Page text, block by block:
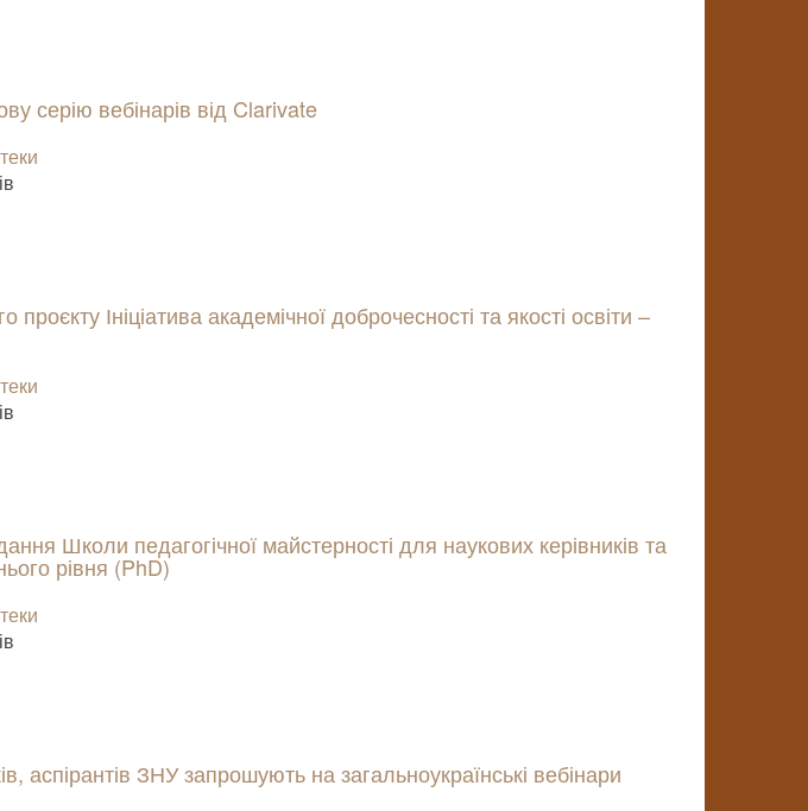
серію вебінарів від Clarivate
Ініціатива академічної доброчесності та якості освіти –
Школи педагогічної майстерності для наукових керівників та
рівня (PhD)
аспірантів ЗНУ запрошують на загальноукраїнські вебінари